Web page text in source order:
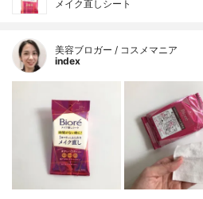
メイク直しシート
美容ブロガー / コスメマニア
index